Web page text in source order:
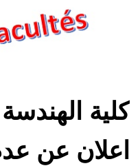
كلية الهندسة
اعلان عن